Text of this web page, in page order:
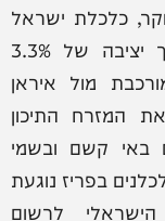
כלכלת ישראל
צפויה להציג השנה צמיחה מתונה אך יציבה של 3.3%
מול איראן
את המזרח התיכון
באי קשם ובשמי
בפריז נוגעת
הישראלי לרשום